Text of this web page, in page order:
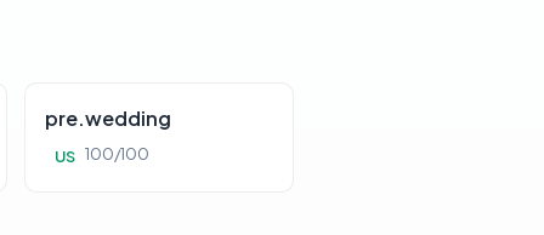
pre.wedding
US 100/100